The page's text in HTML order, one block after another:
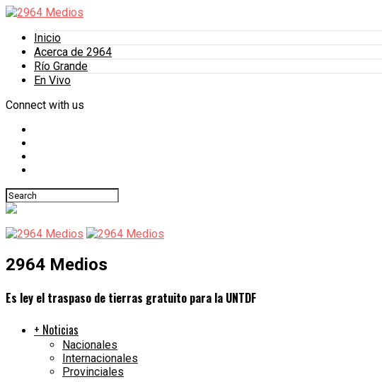
Inicio
Acerca de 2964
Río Grande
En Vivo
Connect with us
2964 Medios
Es ley el traspaso de tierras gratuito para la UNTDF
+ Noticias
Nacionales
Internacionales
Provinciales